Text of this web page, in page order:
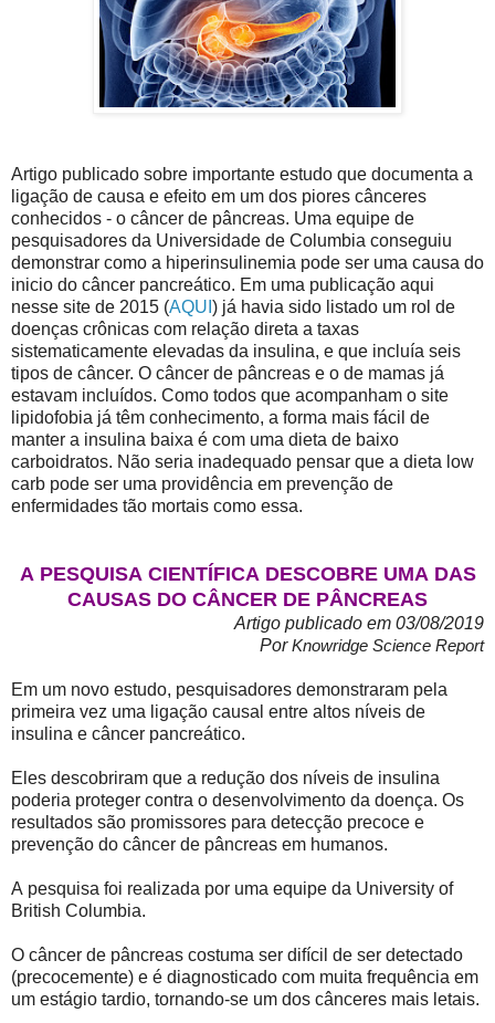
Artigo publicado sobre importante estudo que documenta a
ligação de causa e efeito em um dos piores cânceres
conhecidos - o câncer de pâncreas. Uma equipe de
pesquisadores da Universidade de Columbia conseguiu
demonstrar como a hiperinsulinemia pode ser uma causa do
inicio do câncer pancreático. Em uma publicação aqui
nesse site de 2015 (AQUI ) já havia sido listado um rol de
doenças crônicas com relação direta a taxas
sistematicamente elevadas da insulina, e que incluía seis
tipos de câncer. O câncer de pâncreas e o de mamas já
estavam incluídos. Como todos que acompanham o site
lipidofobia já têm conhecimento, a forma mais fácil de
manter a insulina baixa é com uma dieta de baixo
carboidratos. Não seria inadequado pensar que a dieta low
carb pode ser uma providência em prevenção de
enfermidades tão mortais como essa.
A PESQUISA CIENTÍFICA DESCOBRE UMA DAS
CAUSAS DO CÂNCER DE PÂNCREAS
Artigo publicado em 03/08/2019
PorKnowridge Science Report
Em um novo estudo, pesquisadores demonstraram pela
primeira vez uma ligação causal entre altos níveis de
insulina e câncer pancreático.
Eles descobriram que a redução dos níveis de insulina
poderia proteger contra o desenvolvimento da doença. Os
resultados são promissores para detecção precoce e
prevenção do câncer de pâncreas em humanos.
A pesquisa foi realizada por uma equipe da University of
British Columbia.
O câncer de pâncreas costuma ser difícil de ser detectado
(precocemente) e é diagnosticado com muita frequência em
um estágio tardio, tornando-se um dos cânceres mais letais.